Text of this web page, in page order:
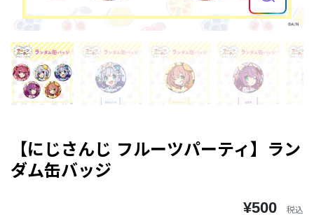
【にじさんじ フルーツパーティ】ラン
ダム缶バッジ
¥500 税込